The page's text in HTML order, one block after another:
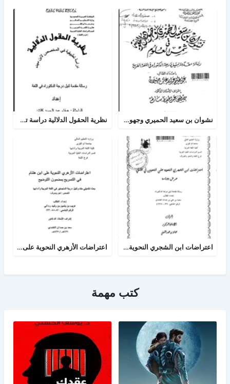
نشوان بن سعيد الحميري وجهوده اللغوية في شمس العلوم نظرية الحقول الدلالية دراسة تطبيقية في المخصص لإبن سيده
اعتراضات ابن الشجري النحوية على النحويين في الامالي عرض ودراسة اعتراضات الأزهري النحوية على ابن هشام في التصريح بمضمون التوضيح
كتب مهمة